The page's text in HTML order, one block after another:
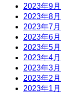
2023年9月
2023年8月
2023年7月
2023年6月
2023年5月
2023年4月
2023年3月
2023年2月
2023年1月